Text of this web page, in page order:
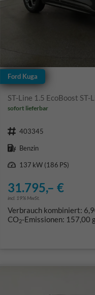
Ford Kuga
sofort lieferbar
Fahrzeugnr. 403345
Kraftstoff Benzin
Leistung 137 kW (186 PS)
31.795,– €
incl. 19% MwSt.
Verbrauch kombiniert:
CO2-Emissionen: 157,00